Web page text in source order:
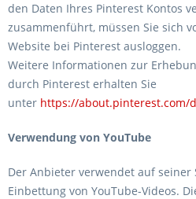
den Daten Ihres Pinterest Kontos
zusammenführt, müssen Sie sich
Website bei Pinterest ausloggen.
Weitere Informationen zur
durch Pinterest erhalten Sie
unter https://about.pinterest.com/
Verwendung von YouTube
Der Anbieter verwendet auf seiner
Einbettung von YouTube-Videos.